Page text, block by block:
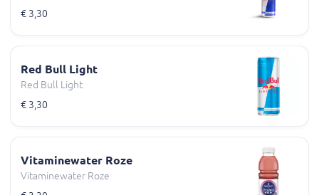
€ 3,30
Red Bull Light
Red Bull Light
€ 3,30
Vitaminewater Roze
Vitaminewater Roze